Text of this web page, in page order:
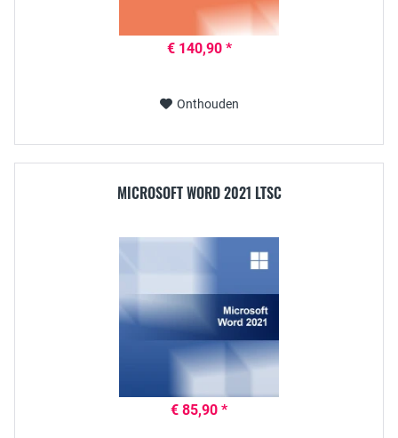
€ 140,90 *
Onthouden
MICROSOFT WORD 2021 LTSC
€ 85,90 *